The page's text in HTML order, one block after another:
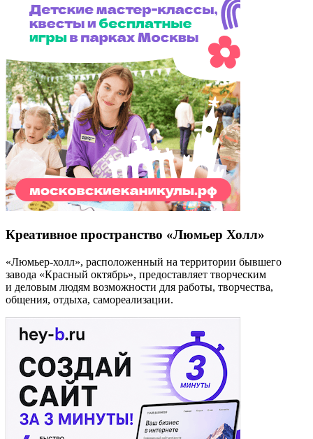
Креативное пространство «Люмьер Холл»
«Люмьер-холл», расположенный на территории бывшего
завода «Красный октябрь», предоставляет творческим
и деловым людям возможности для работы, творчества,
общения, отдыха, самореализации.